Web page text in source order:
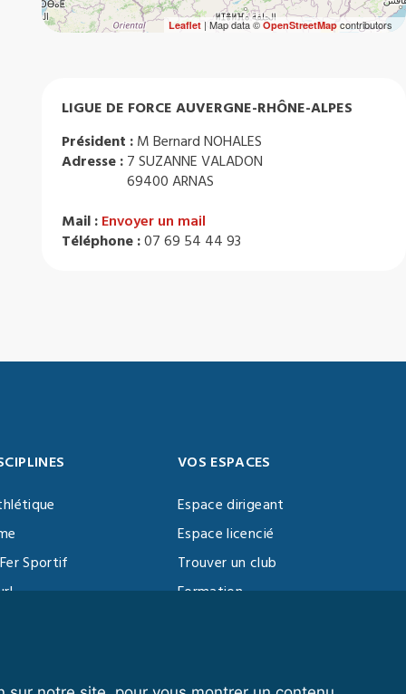
Leaflet| Map data ©OpenStreetMapcontributors
LIGUE DE FORCE AUVERGNE-RHÔNE-ALPES
Président : M Bernard NOHALES
Adresse : 7 SUZANNE VALADON
69400 ARNAS
Mail : Envoyer un mail
Téléphone :07 69 54 44 93
Sportif
VOS ESPACES
Espace dirigeant
Espace licencié
Trouver un club
Formation